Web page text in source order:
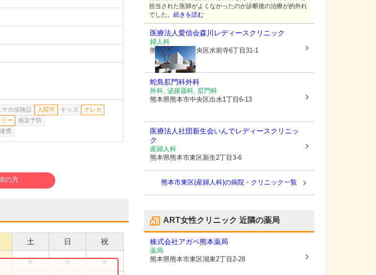
マホ保険証 入院可 キッズ
クレカ
ー
感染予防
携
の方
土 日 祝
● ● ●
担当された医師がよくなかったのか診断後の治療が的外れ
でした。 続きを読む
医療法人愛信会森川レディースクリニック
婦人科
熊本県熊本市中央区水前寺6丁目31-1
蛇島肛門科外科
外科, 泌尿器科, 肛門科
熊本県熊本市中央区出水1丁目6-13
医療法人社団新生会いんでレディースクリニッ
ク
産婦人科
熊本県熊本市東区新生2丁目3-6
熊本市東区(産婦人科)の病院・クリニック一覧
ART女性クリニック 近隣の薬局
株式会社アガペ熊本薬局
薬局
熊本県熊本市東区湖東2丁目2-28